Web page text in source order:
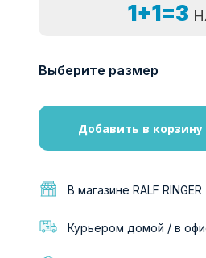
1+1=3
Выберите размер
Добавить в корзину
В магазине RALF RINGER
Курьером домой / в